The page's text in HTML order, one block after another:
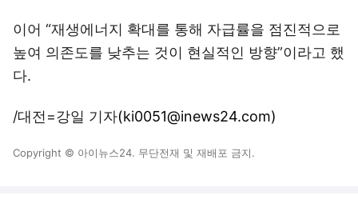
이어 “재생에너지 확대를 통해 자급률을 점진적으로
높여 의존도를 낮추는 것이 현실적인 방향”이라고 했
다.
/대전=강일 기자(ki0051@inews24.com)
Copyright © 아이뉴스24. 무단전재 및 재배포 금지.